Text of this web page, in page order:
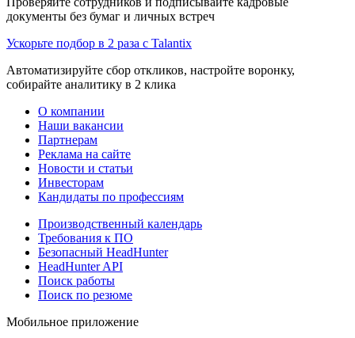
документы без бумаг и личных встреч
Ускорьте подбор в 2 раза с Talantix
Автоматизируйте сбор откликов, настройте воронку,
собирайте аналитику в 2 клика
О компании
Наши вакансии
Партнерам
Реклама на сайте
Новости и статьи
Инвесторам
Кандидаты по профессиям
Производственный календарь
Требования к ПО
Безопасный HeadHunter
HeadHunter API
Поиск работы
Поиск по резюме
Мобильное приложение